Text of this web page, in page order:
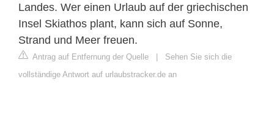
Landes. Wer einen Urlaub auf der griechischen
Insel Skiathos plant, kann sich auf Sonne,
Strand und Meer freuen.
Antrag auf Entfernung der Quelle | Sehen Sie sich die
vollständige Antwort auf urlaubstracker.de an